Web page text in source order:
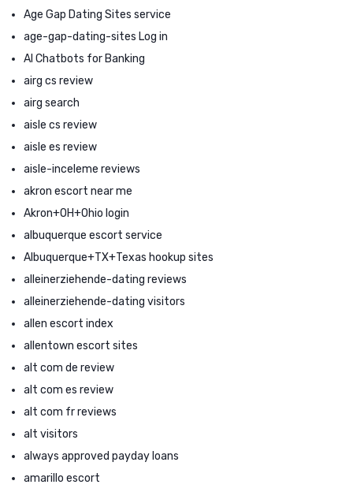
Age Gap Dating Sites service
age-gap-dating-sites Log in
AI Chatbots for Banking
airg cs review
airg search
aisle cs review
aisle es review
aisle-inceleme reviews
akron escort near me
Akron+OH+Ohio login
albuquerque escort service
Albuquerque+TX+Texas hookup sites
alleinerziehende-dating reviews
alleinerziehende-dating visitors
allen escort index
allentown escort sites
alt com de review
alt com es review
alt com fr reviews
alt visitors
always approved payday loans
amarillo escort